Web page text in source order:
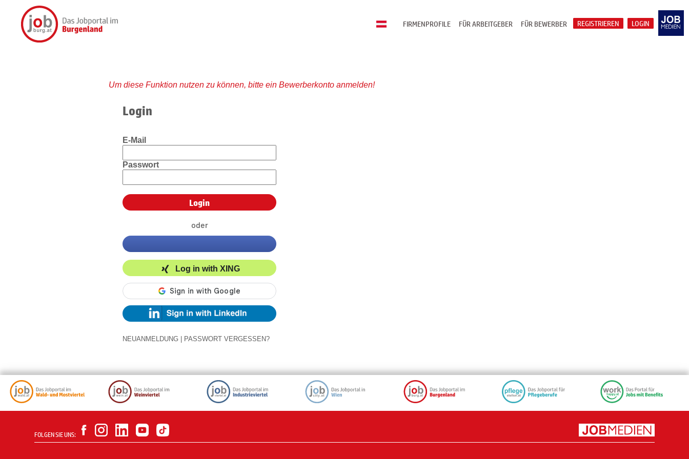
LOGIN
REGISTRIEREN
FÜR BEWERBER
FÜR ARBEITGEBER
FIRMENPROFILE
Um diese Funktion nutzen zu können, bitte ein Bewerberkonto anmelden!
Login
E-Mail
Passwort
oder
Log in with XING
NEUANMELDUNG PASSWORT VERGESSEN?
FOLGEN SIE UNS: